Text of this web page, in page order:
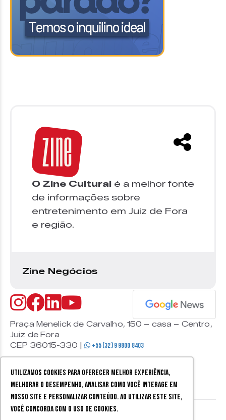
Utilizamos cookies para oferecer melhor experiência,
melhorar o desempenho, analisar como você interage em
nosso site e personalizar conteúdo. Ao utilizar este site,
você concorda com o uso de cookies.
O Zine Cultural é a melhor fonte
de informações sobre
entretenimento em Juiz de Fora
e região.
Zine Negócios
Praça Menelick de Carvalho, 150 – casa – Centro,
Juiz de Fora
CEP 36015-330 |
+55 (32) 9 9800 8403